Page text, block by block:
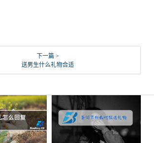
下一篇 >
送男生什么礼物合适